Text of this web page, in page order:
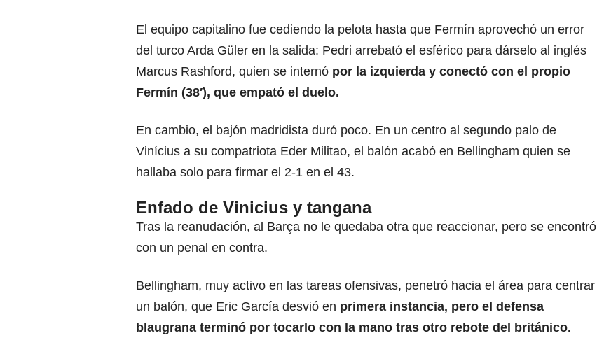
El equipo capitalino fue cediendo la pelota hasta que Fermín aprovechó un error
del turco Arda Güler en la salida: Pedri arrebató el esférico para dárselo al inglés
Marcus Rashford, quien se internó por la izquierda y conectó con el propio
Fermín (38′), que empató el duelo.
En cambio, el bajón madridista duró poco. En un centro al segundo palo de
Vinícius a su compatriota Eder Militao, el balón acabó en Bellingham quien se
hallaba solo para firmar el 2-1 en el 43.
Enfado de Vinicius y tangana
Tras la reanudación, al Barça no le quedaba otra que reaccionar, pero se encontró
con un penal en contra.
Bellingham, muy activo en las tareas ofensivas, penetró hacia el área para centrar
un balón, que Eric García desvió en primera instancia, pero el defensa
blaugrana terminó por tocarlo con la mano tras otro rebote del británico.